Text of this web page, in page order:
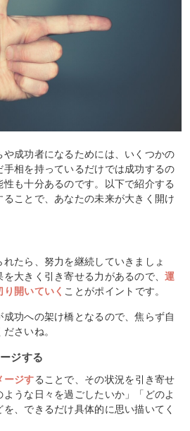
成功者になるためには、いくつかの
相を持っているだけでは成功するの
も十分あるのです。以下で紹介する
ことで、あなたの未来が大きく開け
たら、努力を継続していきましょ
を大きく引き寄せる力があるので、運
開いていく ことがポイントです。
功への架け橋となるので、焦らず自
さいね。
ジする
ージすることで、その状況を引き寄せ
うな日々を過ごしたいか」「どのよ
、できるだけ具体的に思い描いてく